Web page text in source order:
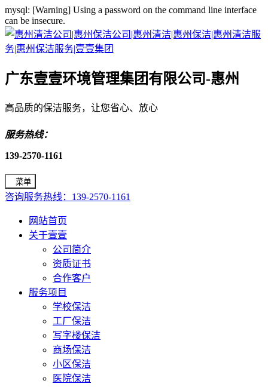
mysql: [Warning] Using a password on the command line interface
can be insecure.
广东壹壹环境管理集团有限公司-惠州
高品质的保洁服务，让您省心、放心
服务热线：
139-2570-1161
菜单
咨询服务热线：139-2570-1161
网站首页
关于壹壹
公司简介
资质证书
合作客户
服务项目
学校保洁
工厂保洁
写字楼保洁
商场保洁
小区保洁
医院保洁